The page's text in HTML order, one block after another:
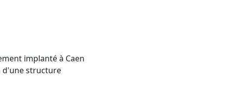
implanté à Caen
d'une structure